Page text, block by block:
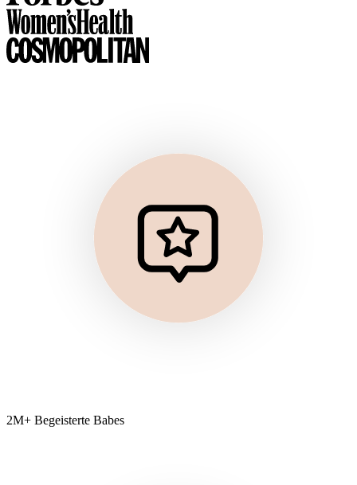
2M+ Begeisterte Babes